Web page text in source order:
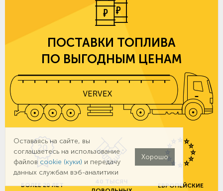
ПОСТАВКИ ТОПЛИВА
ПО ВЫГОДНЫМ ЦЕНАМ
БОЛЕЕ 20 ЛЕТ
40 ТЫСЯЧ
ЕВРОПЕЙСКИЕ
Оставаясь на сайте, вы
соглашаетесь на использование
файлов cookie (куки) и передачу
данных службам вэб-аналитики
Хорошо